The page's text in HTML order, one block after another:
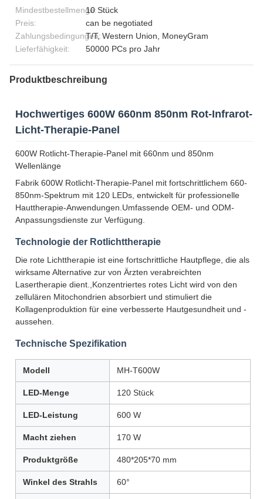
Mindestbestellmenge:10 Stück
Preis:
can be negotiated
Zahlungsbedingungen:T/T, Western Union, MoneyGram
Lieferfähigkeit:
50000 PCs pro Jahr
Produktbeschreibung
Hochwertiges 600W 660nm 850nm Rot-Infrarot-
Licht-Therapie-Panel
600W Rotlicht-Therapie-Panel mit 660nm und 850nm
Wellenlänge
Fabrik 600W Rotlicht-Therapie-Panel mit fortschrittlichem 660-
850nm-Spektrum mit 120 LEDs, entwickelt für professionelle
Hauttherapie-Anwendungen.Umfassende OEM- und ODM-
Anpassungsdienste zur Verfügung.
Technologie der Rotlichttherapie
Die rote Lichttherapie ist eine fortschrittliche Hautpflege, die als
wirksame Alternative zur von Ärzten verabreichten
Lasertherapie dient.,Konzentriertes rotes Licht wird von den
zellulären Mitochondrien absorbiert und stimuliert die
Kollagenproduktion für eine verbesserte Hautgesundheit und -
aussehen.
Technische Spezifikation
Modell MH-T600W
LED-Menge 120 Stück
LED-Leistung 600 W
Macht ziehen 170 W
Produktgröße 480*205*70 mm
Winkel des Strahls 60°